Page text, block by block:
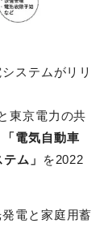
ステムがリリ
東京電力の共
「電気自動車
ム」
を2022
電と家庭用蓄